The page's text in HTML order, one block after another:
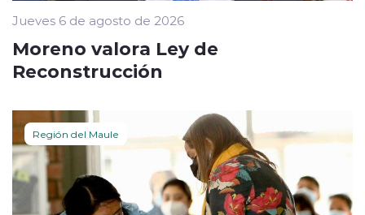
Jueves 6 de agosto de 2026
Moreno valora Ley de
Reconstrucción
Región del Maule